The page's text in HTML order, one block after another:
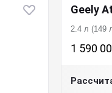
Geely
2.4 л
1 590